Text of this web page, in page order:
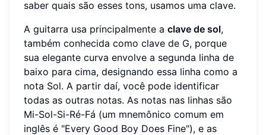
saber quais são esses tons, usamos uma clave.
A guitarra usa principalmente a clave de sol,
também conhecida como clave de G, porque
sua elegante curva envolve a segunda linha de
baixo para cima, designando essa linha como a
nota Sol. A partir daí, você pode identificar
todas as outras notas. As notas nas linhas são
Mi-Sol-Si-Ré-Fá (um mnemônico comum em
inglês é "Every Good Boy Does Fine"), e as